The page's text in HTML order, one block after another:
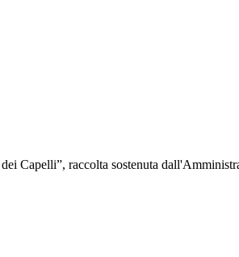
Capelli”, raccolta sostenuta